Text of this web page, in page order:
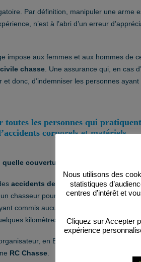
Par définition, manipuler une arme
n’est à l’abri d’un erreur
impose aux femmes et aux hommes de
chasse . Une assurance qui, en cas
donc, d’indemniser les personnes ayant
les personnes qui
corporels et matériels.
couverture ?
accidents de chasse, bien
chasseur pourtant aguerri qui manque
commis aucun impair mais dont les
kilomètres de là.
en Belgique, toute personne
RC Chasse
Nous utilisons des
statistiques
centres d’intérêt et
Cliquez sur Accepter
expérience